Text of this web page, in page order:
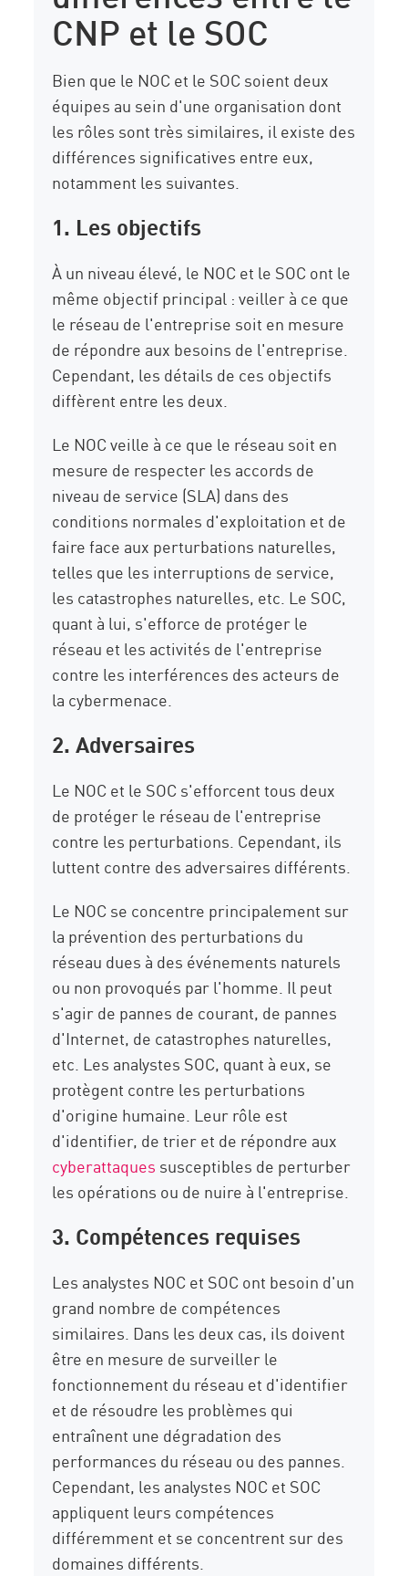
CNP et le SOC
Bien que le NOC et le SOC soient deux
équipes au sein d'une organisation dont
les rôles sont très similaires, il existe des
différences significatives entre eux,
notamment les suivantes.
1. Les objectifs
À un niveau élevé, le NOC et le SOC ont le
même objectif principal : veiller à ce que
le réseau de l'entreprise soit en mesure
de répondre aux besoins de l'entreprise.
Cependant, les détails de ces objectifs
diffèrent entre les deux.
Le NOC veille à ce que le réseau soit en
mesure de respecter les accords de
niveau de service (SLA) dans des
conditions normales d'exploitation et de
faire face aux perturbations naturelles,
telles que les interruptions de service,
les catastrophes naturelles, etc. Le SOC,
quant à lui, s'efforce de protéger le
réseau et les activités de l'entreprise
contre les interférences des acteurs de
la cybermenace.
2. Adversaires
Le NOC et le SOC s'efforcent tous deux
de protéger le réseau de l'entreprise
contre les perturbations. Cependant, ils
luttent contre des adversaires différents.
Le NOC se concentre principalement sur
la prévention des perturbations du
réseau dues à des événements naturels
ou non provoqués par l'homme. Il peut
s'agir de pannes de courant, de pannes
d'Internet, de catastrophes naturelles,
etc. Les analystes SOC, quant à eux, se
protègent contre les perturbations
d'origine humaine. Leur rôle est
d'identifier, de trier et de répondre aux
cyberattaques susceptibles de perturber
les opérations ou de nuire à l'entreprise.
3. Compétences requises
Les analystes NOC et SOC ont besoin d'un
grand nombre de compétences
similaires. Dans les deux cas, ils doivent
être en mesure de surveiller le
fonctionnement du réseau et d'identifier
et de résoudre les problèmes qui
entraînent une dégradation des
performances du réseau ou des pannes.
Cependant, les analystes NOC et SOC
appliquent leurs compétences
différemment et se concentrent sur des
domaines différents.